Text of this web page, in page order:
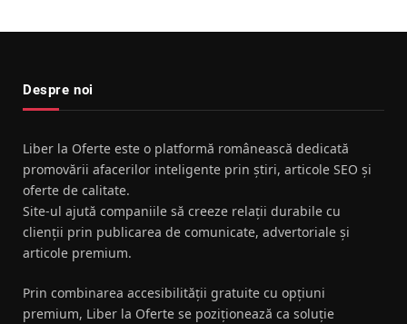
Despre noi
Liber la Oferte este o platformă românească dedicată
promovării afacerilor inteligente prin știri, articole SEO și
oferte de calitate.
Site-ul ajută companiile să creeze relații durabile cu
clienții prin publicarea de comunicate, advertoriale și
articole premium.
Prin combinarea accesibilității gratuite cu opțiuni
premium, Liber la Oferte se poziționează ca soluție